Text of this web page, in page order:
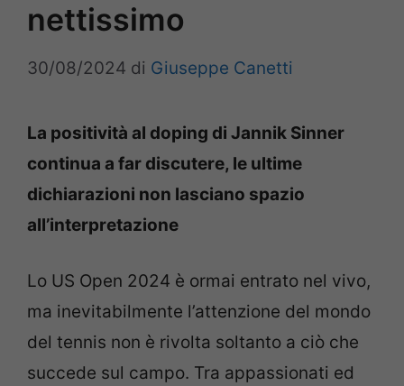
nettissimo
30/08/2024 di Giuseppe Canetti
La positività al doping di Jannik Sinner
continua a far discutere, le ultime
dichiarazioni non lasciano spazio
all’interpretazione
Lo US Open 2024 è ormai entrato nel vivo,
ma inevitabilmente l’attenzione del mondo
del tennis non è rivolta soltanto a ciò che
succede sul campo. Tra appassionati ed